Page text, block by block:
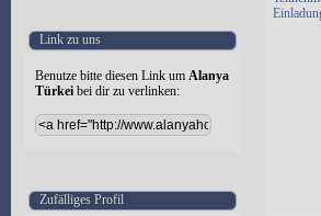
Link zu uns
Benutze bitte diesen Link um Alanya
Türkei bei dir zu verlinken:
Zufälliges Profil